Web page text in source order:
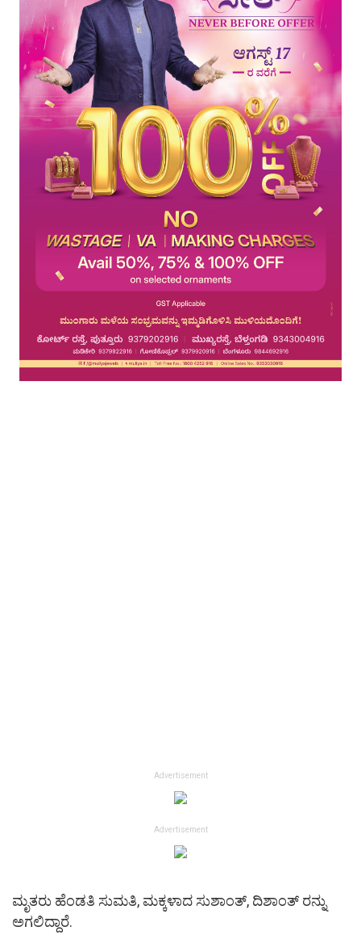
Advertisement
Advertisement
ಮೃತರು ಹೆಂಡತಿ ಸುಮತಿ, ಮಕ್ಕಳಾದ ಸುಶಾಂತ್, ದಿಶಾಂತ್ ರನ್ನು
ಅಗಲಿದ್ದಾರೆ.